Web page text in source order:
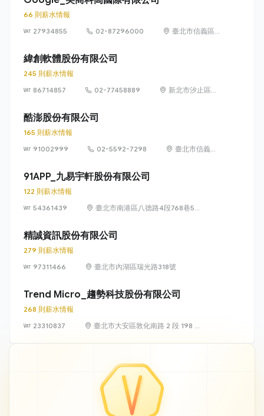
66 則薪水情報
27934855
02-87296000
臺北市信義區信
緯創軟體股份有限公司
245 則薪水情報
86714857
02-77458889
新北市汐止區新
酷澎股份有限公司
165 則薪水情報
91002999
02-5592-7298
臺北市信義區
91APP_九易宇軒股份有限公司
122 則薪水情報
54361439
臺北市南港區八德路4段768巷5號
精誠資訊股份有限公司
279 則薪水情報
97311466
臺北市內湖區瑞光路318號
Trend Micro_趨勢科技股份有限公司
268 則薪水情報
23310837
臺北市大安區敦化南路 2 段 198 號